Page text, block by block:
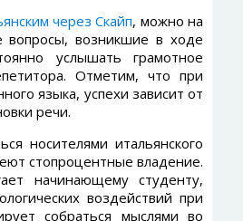
через Скайп, можно на
вопросы, возникшие в ходе
услышать грамотное
Отметим, что при
языка, успехи зависит от
речи.
носителями итальянского
стопроцентные владение.
начинающему студенту,
воздействий при
собраться мыслями во